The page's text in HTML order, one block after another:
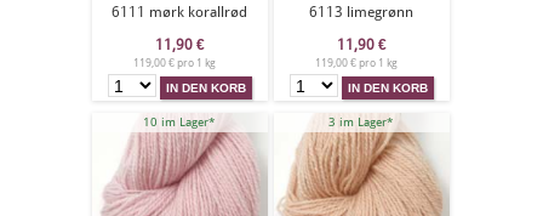
6111 mørk korallrød
11,90 €
119,00 € pro 1 kg
6113 limegrønn
11,90 €
119,00 € pro 1 kg
10 im Lager* 3 im Lager*